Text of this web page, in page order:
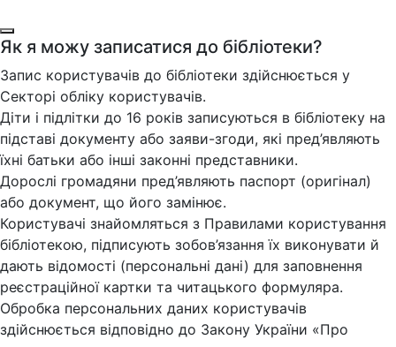
Як я можу записатися до бібліотеки?
Запис користувачів до бібліотеки здійснюється у
Секторі обліку користувачів.
Діти і підлітки до 16 років записуються в бібліотеку на
підставі документу або заяви-згоди, які пред’являють
їхні батьки або інші законні представники.
Дорослі громадяни пред’являють паспорт (оригінал)
або документ, що його замінює.
Користувачі знайомляться з Правилами користування
бібліотекою, підписують зобов’язання їх виконувати й
дають відомості (персональні дані) для заповнення
реєстраційної картки та читацького формуляра.
Обробка персональних даних користувачів
здійснюється відповідно до Закону України «Про